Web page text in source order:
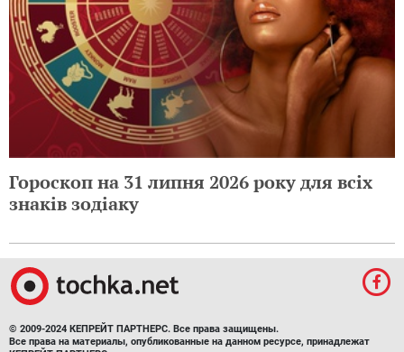
Гороскоп на 31 липня 2026 року для всіх
знаків зодіаку
© 2009-2024 КЕПРЕЙТ ПАРТНЕРС. Все права защищены.
Все права на материалы, опубликованные на данном ресурсе, принадлежат